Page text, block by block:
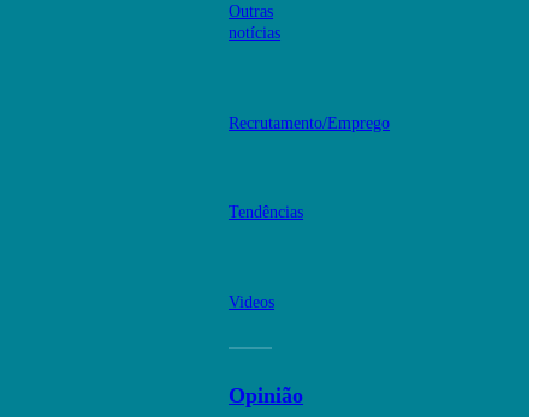
Outras
notícias
Recrutamento/Emprego
Tendências
Videos
Opinião